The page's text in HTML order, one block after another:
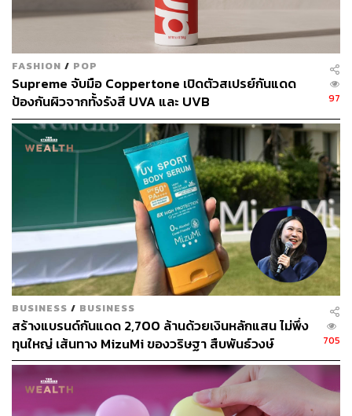
FASHION / POP
Supreme จับมือ Coppertone เปิดตัวสเปรย์กันแดด
ป้องกันผิวจากทั้งรังสี UVA และ UVB
97
BUSINESS / BUSINESS
สร้างแบรนด์กันแดด 2,700 ล้านด้วยเงินหลักแสน ไม่พึ่ง
ทุนใหญ่ เส้นทาง MizuMi ของวริษฐา สืบพันธ์วงษ์
705